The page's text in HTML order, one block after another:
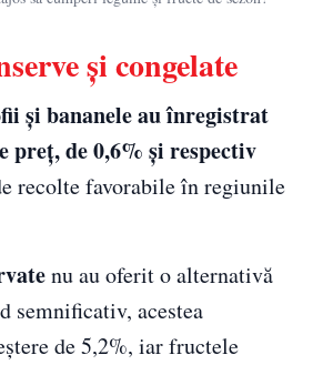
și congelate
și bananele au înregistrat
preț, de 0,6% și respectiv
recolte favorabile în regiunile
nu au oferit o alternativă
semnificativ, acestea
de 5,2%, iar fructele